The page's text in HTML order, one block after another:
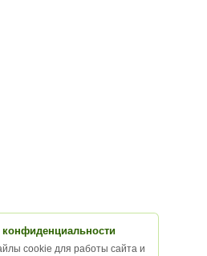
конфиденциальности
cookie для работы сайта и